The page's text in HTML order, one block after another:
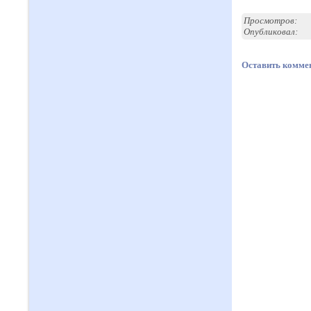
Просмотров:
Опубликовал:
Оставить